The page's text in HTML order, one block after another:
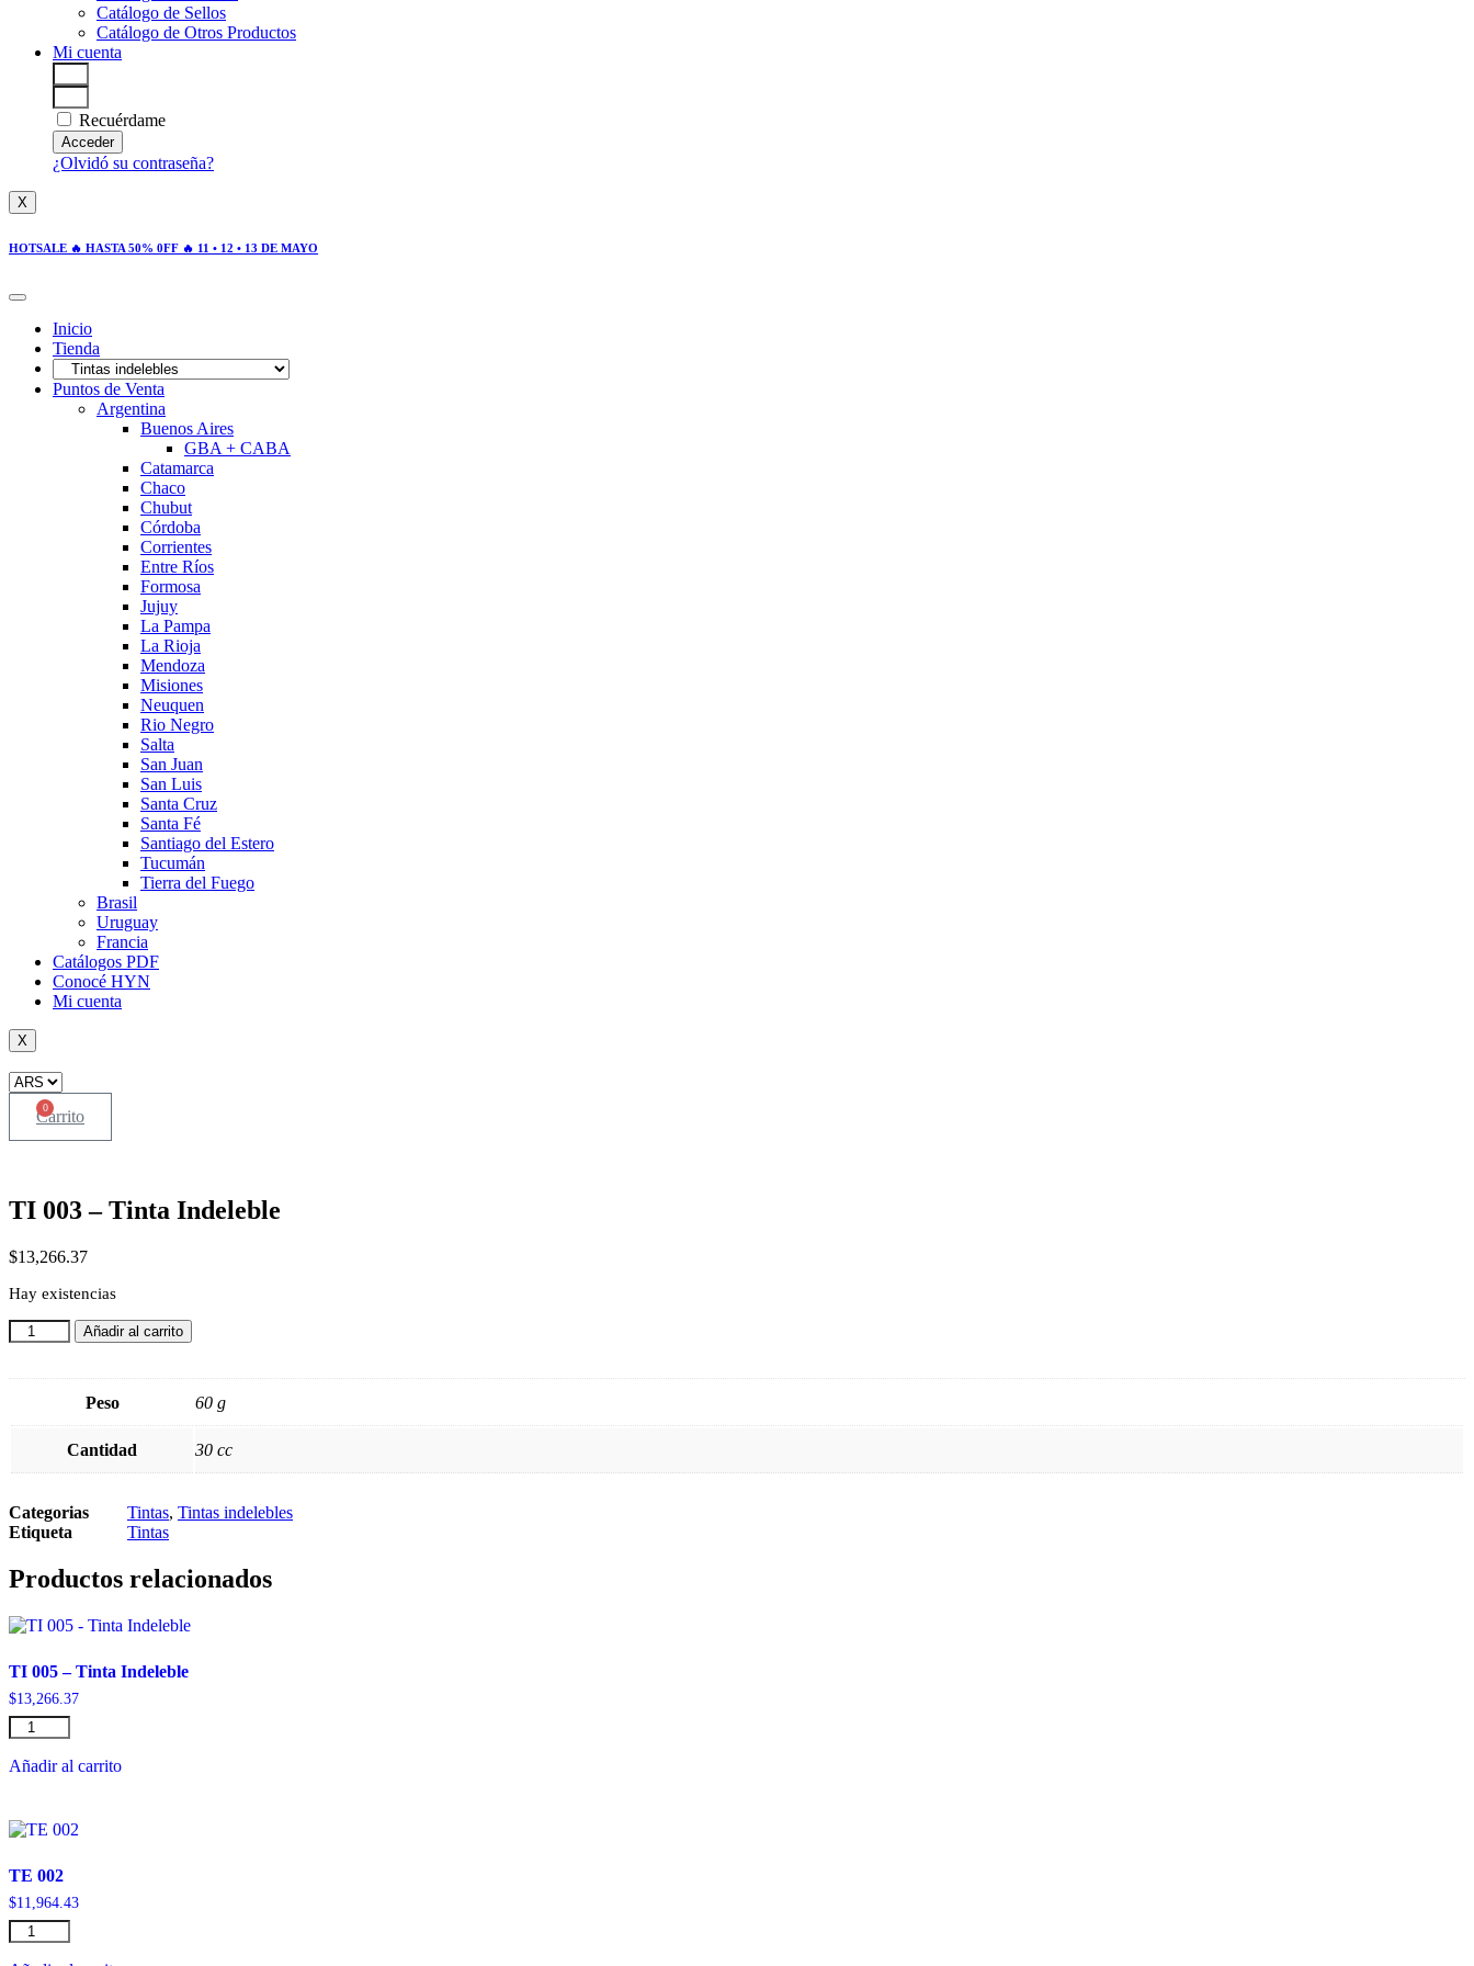
Catálogo de Sellos
Catálogo de Otros Productos
Mi cuenta
Recuérdame
Acceder
¿Olvidó su contraseña?
X
HOTSALE 🔥 HASTA 50% 0FF 🔥 11 • 12 • 13 DE MAYO
Inicio
Tienda
Puntos de Venta
Argentina
Buenos Aires
GBA + CABA
Catamarca
Chaco
Chubut
Córdoba
Corrientes
Entre Ríos
Formosa
Jujuy
La Pampa
La Rioja
Mendoza
Misiones
Neuquen
Rio Negro
Salta
San Juan
San Luis
Santa Cruz
Santa Fé
Santiago del Estero
Tucumán
Tierra del Fuego
Brasil
Uruguay
Francia
Catálogos PDF
Conocé HYN
Mi cuenta
X
0
Carrito
TI 003 – Tinta Indeleble
$13,266.37
Hay existencias
TI
003
cantidad
Añadir al carrito
Peso 60 g
Cantidad 30 cc
Categorias Tintas, Tintas indelebles
Etiqueta
Tintas
Productos relacionados
TI 005 – Tinta Indeleble
$13,266.37
TI
005
-
cantidad
Añadir al carrito
TE 002
$11,964.43
TE
002